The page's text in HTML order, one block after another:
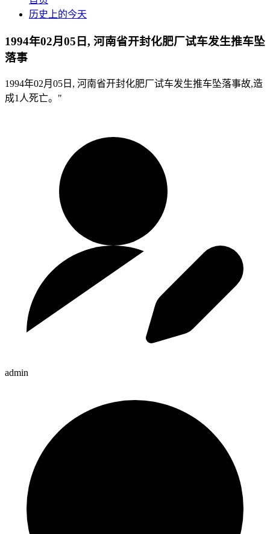
历史上的今天
1994年02月05日, 河南省开封化肥厂试车发生推车坠
落事
1994年02月05日, 河南省开封化肥厂试车发生推车坠落事故,造
成1人死亡。"
admin